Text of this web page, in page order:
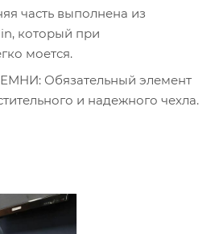
часть выполнена из
который при
моется.
Обязательный элемент
и надежного чехла.